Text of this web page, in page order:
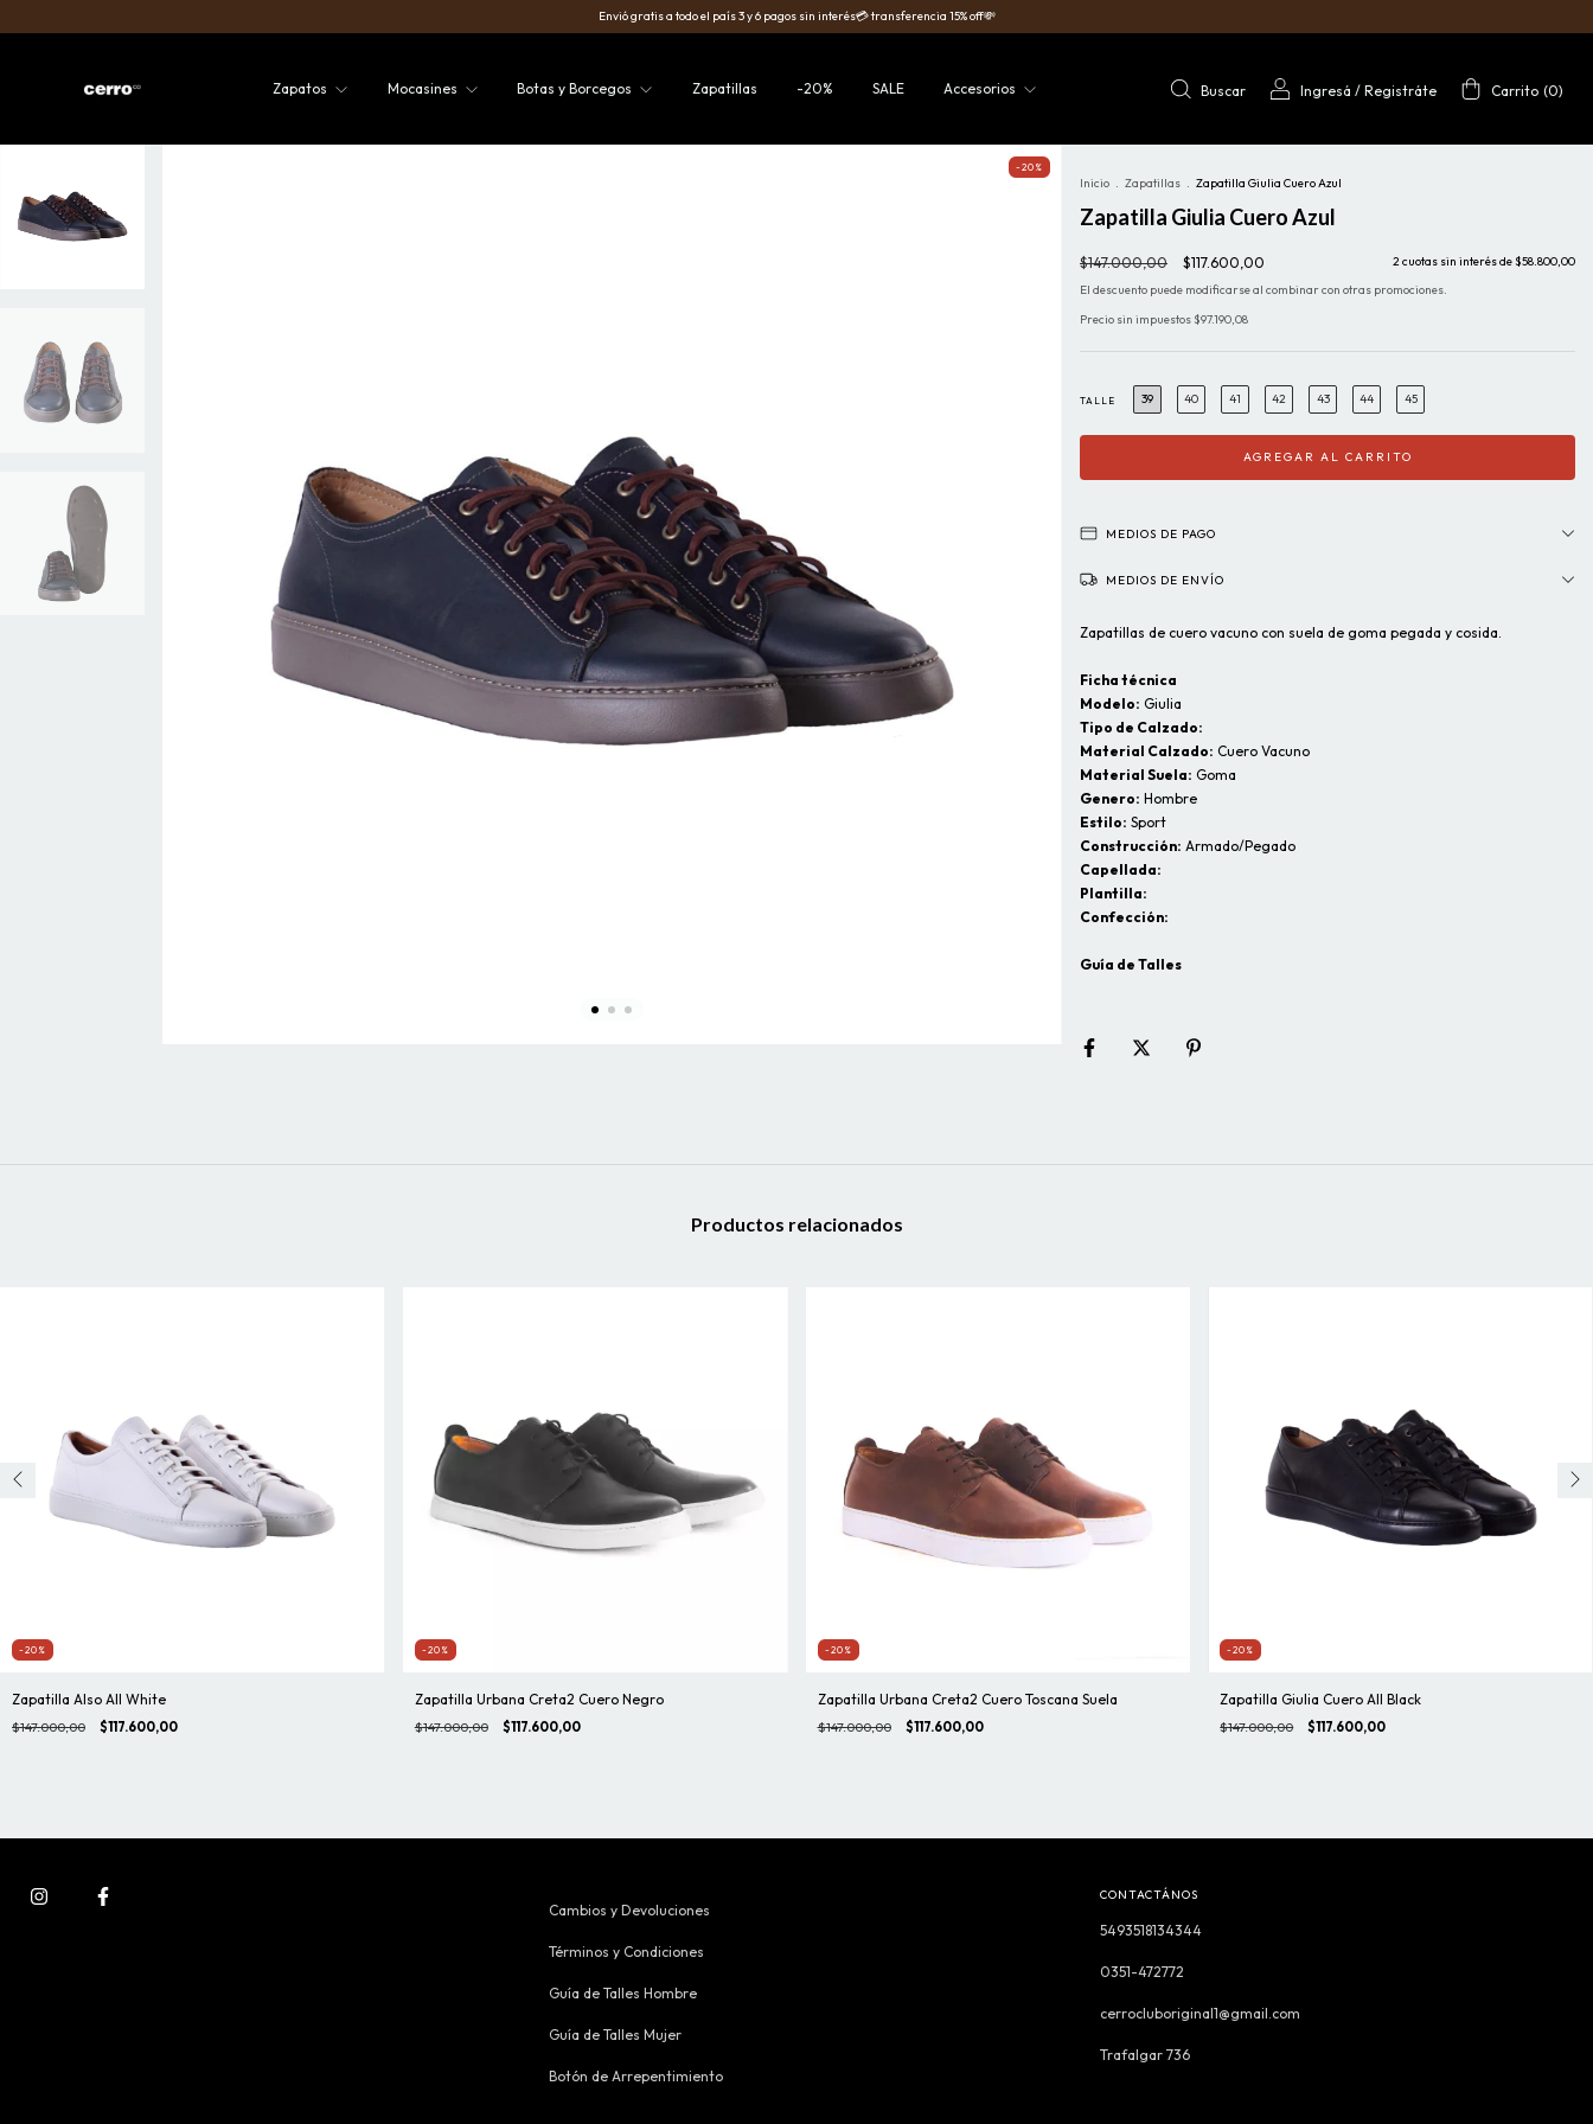
Envió gratis a todo el país 3 y 6 pagos sin interés💳 transferencia 15% off💸
Zapatos Mocasines Botas y Borcegos Zapatillas -20% SALE Accesorios Buscar Ingresá / Registráte Carrito (0)
-20%
Inicio . Zapatillas . Zapatilla Giulia Cuero Azul
Zapatilla Giulia Cuero Azul
$147.000,00 $117.600,00 2cuotas sin interés de$58.800,00
El descuento puede modificarse al combinar con otras promociones.
Precio sin impuestos $97.190,08
TALLE 39 40 41 42 43 44 45
MEDIOS DE PAGO
MEDIOS DE ENVÍO
Zapatillas de cuero vacuno con suela de goma pegada y cosida.
Ficha técnica
Modelo: Giulia
Tipo de Calzado:
Material Calzado: Cuero Vacuno
Material Suela: Goma
Genero: Hombre
Estilo: Sport
Construcción: Armado/Pegado
Capellada:
Plantilla:
Confección:
Guía de Talles
Productos relacionados
-20%
Zapatilla Also All White
$147.000,00 $117.600,00
-20%
Zapatilla Urbana Creta2 Cuero Negro
$147.000,00 $117.600,00
-20%
Zapatilla Urbana Creta2 Cuero Toscana Suela
$147.000,00 $117.600,00
-20%
Zapatilla Giulia Cuero All Black
$147.000,00 $117.600,00
Cambios y Devoluciones
Términos y Condiciones
Guía de Talles Hombre
Guía de Talles Mujer
Botón de Arrepentimiento
CONTACTÁNOS
5493518134344
0351-472772
cerrocluboriginal1@gmail.com
Trafalgar 736